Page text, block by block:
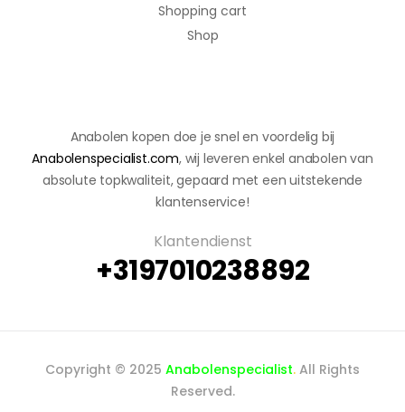
Anabolen kopen doe je snel en voordelig bij
Anabolenspecialist.com, wij leveren enkel anabolen van
absolute topkwaliteit, gepaard met een uitstekende
klantenservice!
Klantendienst
+3197010238892
Shopping cart
Shop
Copyright © 2025 Anabolenspecialist. All Rights
Reserved.